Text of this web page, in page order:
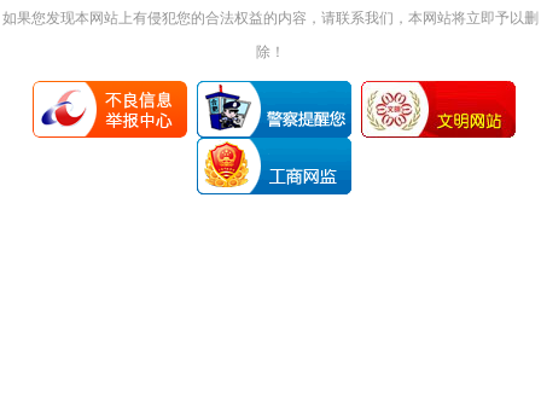
如果您发现本网站上有侵犯您的合法权益的内容，请联系我们，本网站将立即予以删
除！